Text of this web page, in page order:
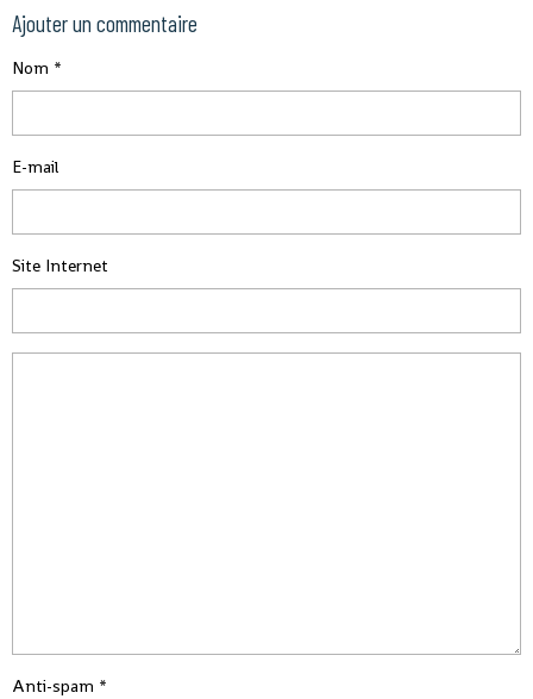
Ajouter un commentaire
Nom
E-mail
Site Internet
Anti-spam